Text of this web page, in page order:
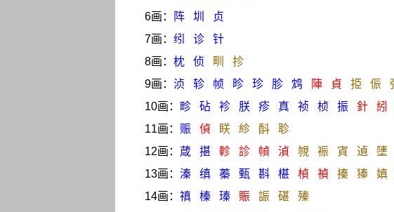
6画： 阵 圳
贞
7画： 纼 诊
针
8画： 枕 侦 甽
抮
9画： 浈 轸 帧 昣 珍 胗 鸩 陣 貞 挋 侲
10画：
畛 砧 袗 朕 疹 真 祯 桢 振 針 紖
11画： 赈 偵 眹 紾 酙
聄
12画： 葴 揕 軫 診 幀 湞 覙 裖 寊 遉
塦
13画： 溱 缜 蓁 甄 斟 椹 楨 禎 搸 獉 嫃
14画： 禛 榛 瑧 賑 誫 碪
殝